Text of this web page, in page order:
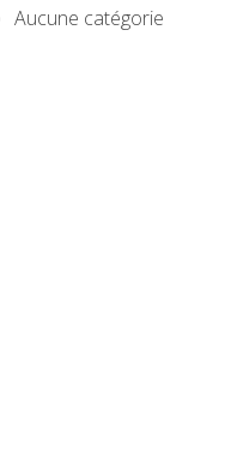
Aucune catégorie